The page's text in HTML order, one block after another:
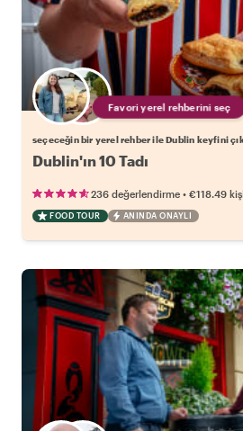
Favori yerel rehberini seç
seçeceğin bir yerel rehber ile Dublin keyfini
Dublin'ın 10 Tadı
236 değerlendirme • €118.49
FOOD TOUR ANINDA ONAYLI